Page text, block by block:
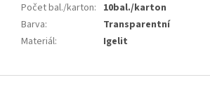
Počet bal./karton: 10bal./karton
Barva:
Transparentní
Materiál: Igelit